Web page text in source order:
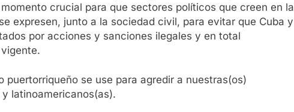
crucial para que sectores políticos que creen en la
expresen, junto a la sociedad civil, para evitar que Cuba y
por acciones y sanciones ilegales y en total
puertorriqueño se use para agredir a nuestras(os)
latinoamericanos(as).